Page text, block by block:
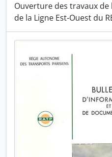
Ouverture des travaux
de la Ligne Est-Ouest du